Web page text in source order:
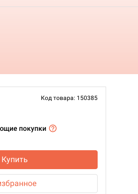
Код товара: 150385
покупки
Купить